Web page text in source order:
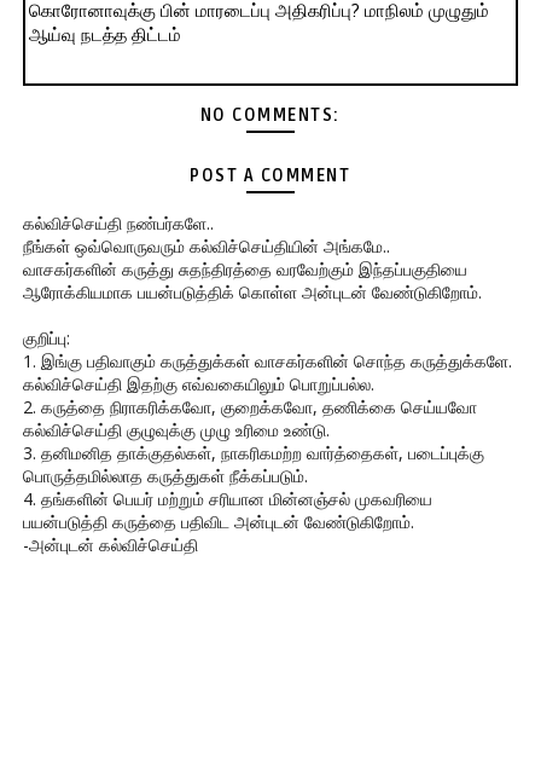
கொரோனாவுக்கு பின் மாரடைப்பு அதிகரிப்பு? மாநிலம் முழுதும்
ஆய்வு நடத்த திட்டம்
NO COMMENTS:
POST A COMMENT
கல்விச்செய்தி நண்பர்களே..
நீங்கள் ஒவ்வொருவரும் கல்விச்செய்தியின் அங்கமே..
வாசகர்களின் கருத்து சுதந்திரத்தை வரவேற்கும் இந்தப்பகுதியை
ஆரோக்கியமாக பயன்படுத்திக் கொள்ள அன்புடன் வேண்டுகிறோம்.
குறிப்பு:
1. இங்கு பதிவாகும் கருத்துக்கள் வாசகர்களின் சொந்த கருத்துக்களே.
கல்விச்செய்தி இதற்கு எவ்வகையிலும் பொறுப்பல்ல.
2. கருத்தை நிராகரிக்கவோ, குறைக்கவோ, தணிக்கை செய்யவோ
கல்விச்செய்தி குழுவுக்கு முழு உரிமை உண்டு.
3. தனிமனித தாக்குதல்கள், நாகரிகமற்ற வார்த்தைகள், படைப்புக்கு
பொருத்தமில்லாத கருத்துகள் நீக்கப்படும்.
4. தங்களின் பெயர் மற்றும் சரியான மின்னஞ்சல் முகவரியை
பயன்படுத்தி கருத்தை பதிவிட அன்புடன் வேண்டுகிறோம்.
-அன்புடன் கல்விச்செய்தி